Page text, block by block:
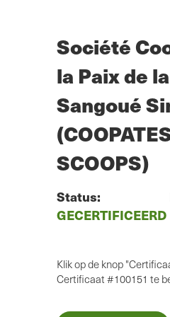
Société
la Paix de
Sangoué
SCOOPS)
Status:
GECERTIFICEERD
Klik op de knop
Certificaat #100151 te